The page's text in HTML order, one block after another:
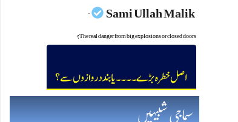
Sami Ullah Malik
·
The real danger from big explosions or closed doors?
سماجی شبیہیں